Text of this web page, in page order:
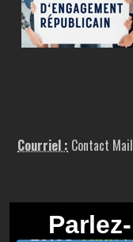
Courriel : Contact Mail